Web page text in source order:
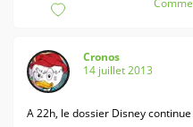
Cronos
14 juillet 2013
A 22h, le dossier Disney